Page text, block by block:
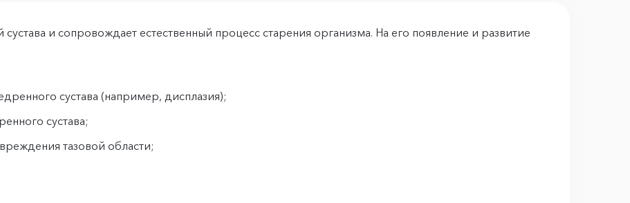
и сопровождает естественный процесс старения организма. На его появление и развитие
сустава (например, дисплазия);
сустава;
тазовой области;